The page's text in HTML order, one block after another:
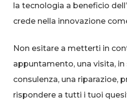
la tecnologia a beneficio
crede nella innovazione
Non esitare a metterti in
appuntamento, una visita, in
consulenza, una riparazioe,
rispondere a tutti i tuoi